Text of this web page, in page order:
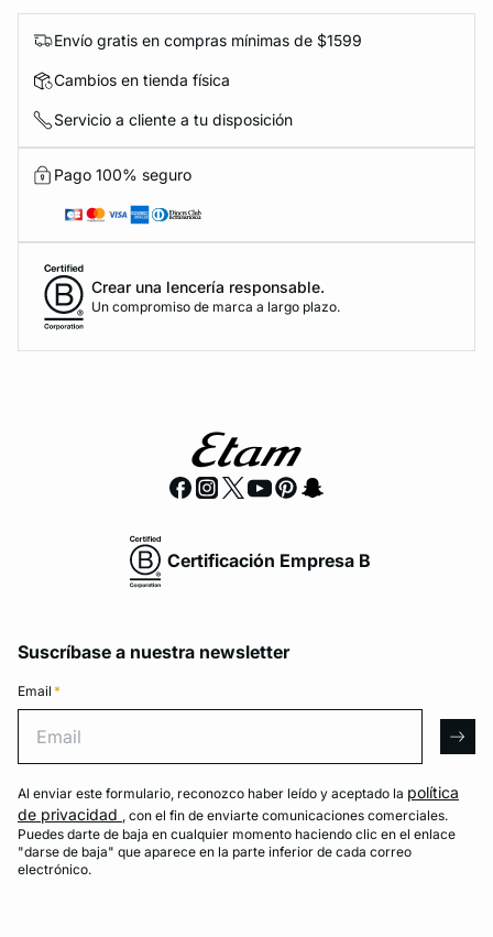
Envío gratis en compras mínimas de $1599
Cambios en tienda física
Servicio a cliente a tu disposición
Pago 100% seguro
Crear una lencería responsable.
Un compromiso de marca a largo plazo.
Certificación Empresa B
Suscríbase a nuestra newsletter
Email *
Al enviar este formulario, reconozco haber leído y aceptado la política
de privacidad
, con el fin de enviarte comunicaciones comerciales.
Puedes darte de baja en cualquier momento haciendo clic en el enlace
"darse de baja" que aparece en la parte inferior de cada correo
electrónico.